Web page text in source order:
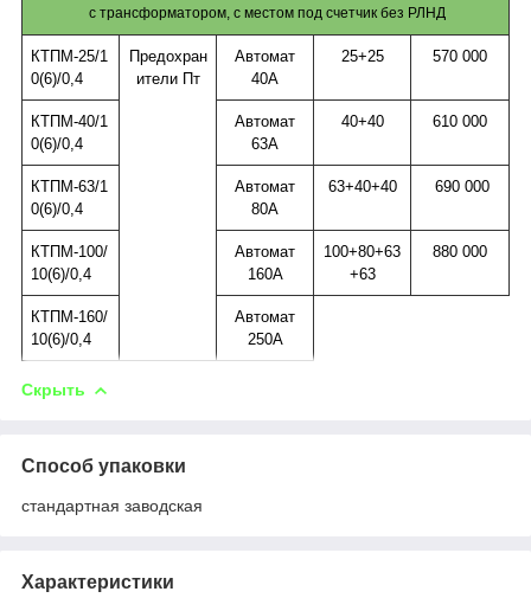
с трансформатором, с местом под счетчик без РЛНД
КТПМ-25/1
0(6)/0,4
Предохран
ители Пт
Автомат
40А
25+25 570 000
КТПМ-40/1
0(6)/0,4
Автомат
63А
40+40 610 000
КТПМ-63/1
0(6)/0,4
Автомат
80А
63+40+40 690 000
КТПМ-100/
10(6)/0,4
Автомат
160А
100+80+63
+63
880 000
КТПМ-160/
10(6)/0,4
Автомат
250А
Скрыть
Способ упаковки
стандартная заводская
Характеристики